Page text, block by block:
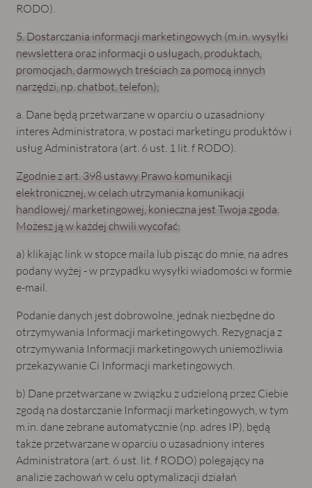
RODO).
5. Dostarczania informacji marketingowych (m.in. wysyłki
newslettera oraz informacji o usługach, produktach,
promocjach, darmowych treściach za pomocą innych
narzędzi, np. chatbot, telefon);
a. Dane będą przetwarzane w oparciu o uzasadniony
interes Administratora, w postaci marketingu produktów i
usług Administratora (art. 6 ust. 1 lit. f RODO).
Zgodnie z art. 398 ustawy Prawo komunikacji
elektronicznej, w celach utrzymania komunikacji
handlowej/ marketingowej, konieczna jest Twoja zgoda.
Możesz ją w każdej chwili wycofać:
a) klikając link w stopce maila lub pisząc do mnie, na adres
podany wyżej - w przypadku wysyłki wiadomości w formie
e-mail.
Podanie danych jest dobrowolne, jednak niezbędne do
otrzymywania Informacji marketingowych. Rezygnacja z
otrzymywania Informacji marketingowych uniemożliwia
przekazywanie Ci Informacji marketingowych.
b) Dane przetwarzane w związku z udzieloną przez Ciebie
zgodą na dostarczanie Informacji marketingowych, w tym
m.in. dane zebrane automatycznie (np. adres IP), będą
także przetwarzane w oparciu o uzasadniony interes
Administratora (art. 6 ust. lit. f RODO) polegający na
analizie zachowań w celu optymalizacji działań